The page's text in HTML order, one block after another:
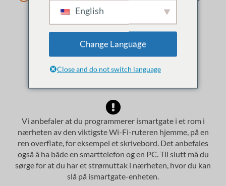
installasjon fra
Android
Vi anbefaler at du programmerer ismartgate i et rom i
nærheten av den viktigste Wi-Fi-ruteren hjemme, på en
ren overflate, for eksempel et skrivebord. Det anbefales
også å ha både en smarttelefon og en PC. Til slutt må du
sørge for at du har et strømuttak i nærheten, hvor du kan
slå på ismartgate-enheten.
English
Change Language
Close and do not switch language